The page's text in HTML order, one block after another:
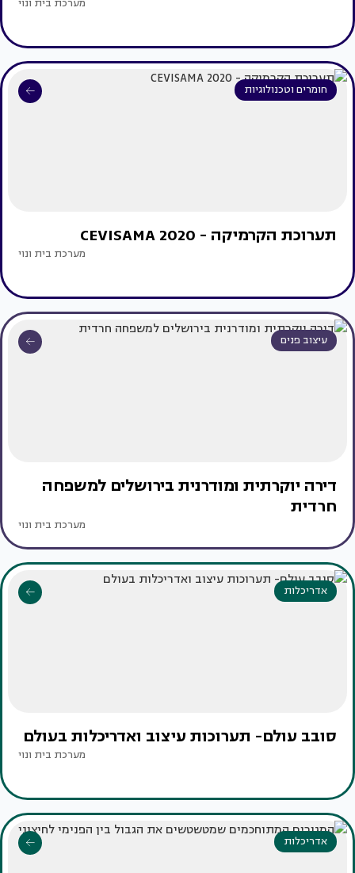
מערכת בית ונוי
חומרים וטכנולוגיות
תערוכת הקרמיקה - CEVISAMA 2020
מערכת בית ונוי
עיצוב פנים
דירה יוקרתית ומודרנית בירושלים למשפחה
חרדית
מערכת בית ונוי
אדריכלות
סובב עולם- תערוכות עיצוב ואדריכלות בעולם
מערכת בית ונוי
אדריכלות